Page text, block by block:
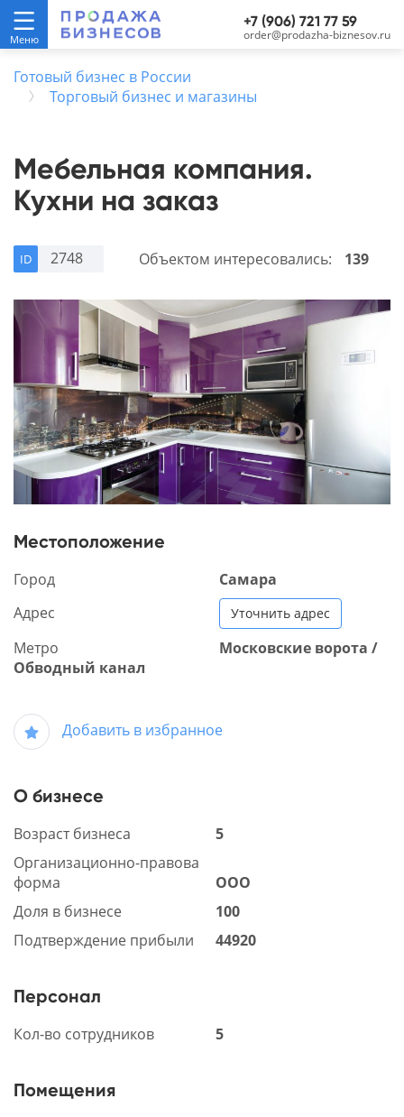
+7 (906) 721 77 59
order@prodazha-biznesov.ru
Готовый бизнес в России
Торговый бизнес и магазины
Мебельная компания.
Кухни на заказ
ID 2748 Объектом интересовались: 139
Местоположение
Город
Самара
Адрес
Уточнить адрес
Метро
Московские ворота /
Обводный канал
Добавить в избранное
О бизнесе
Возраст бизнеса
5
Организационно-правова
форма
ООО
Доля в бизнесе
100
Подтверждение прибыли
44920
Персонал
Кол-во сотрудников 5
Помещения